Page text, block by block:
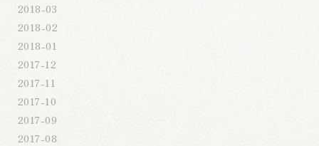
2018-03
2018-02
2018-01
2017-12
2017-11
2017-10
2017-09
2017-08